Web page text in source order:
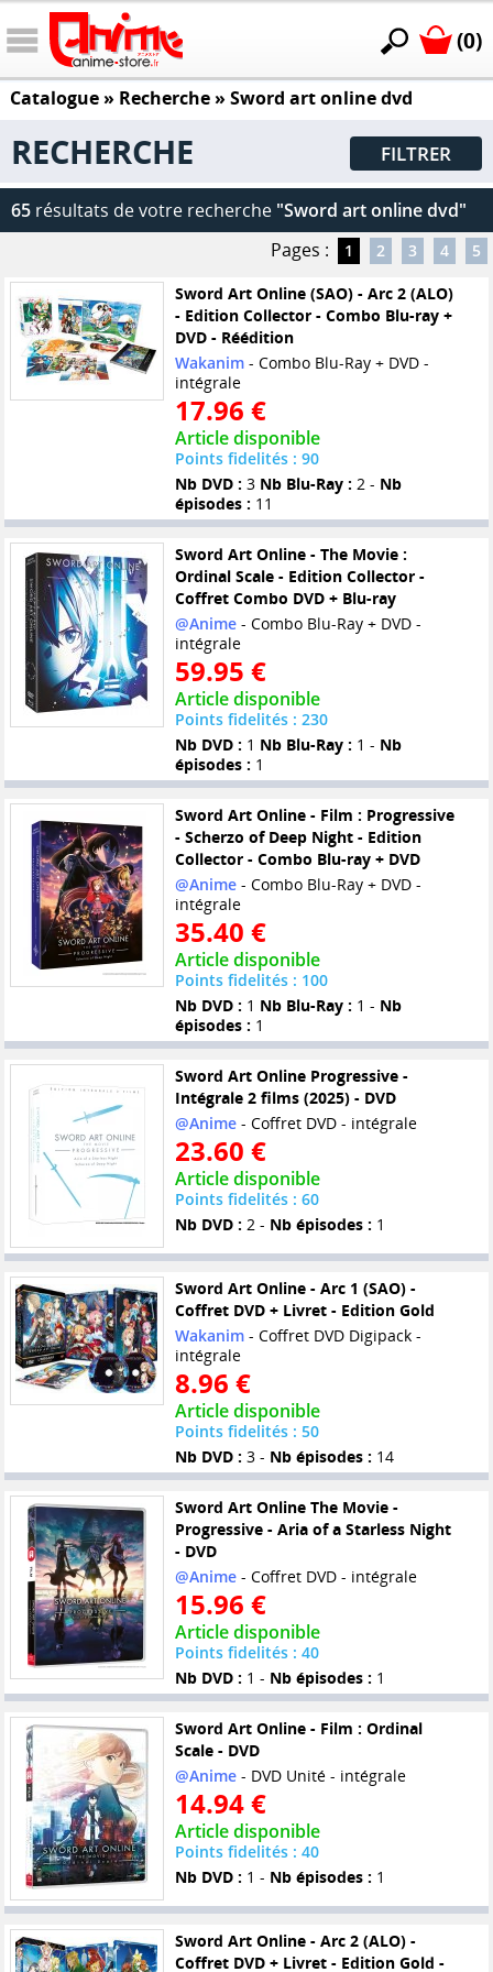
(0)
Catalogue» Recherche » Sword art online dvd
RECHERCHE FILTRER
65 résultats de votre recherche "Sword art online dvd"
Pages :
1 2 3 4 5
Sword Art Online (SAO) - Arc 2 (ALO)
- Edition Collector - Combo Blu-ray +
DVD - Réédition
Wakanim- Combo Blu-Ray + DVD -
intégrale
17.96 €
Article disponible
Points fidelités : 90
Nb DVD : 3 Nb Blu-Ray : 2 - Nb
épisodes : 11
Sword Art Online - The Movie :
Ordinal Scale - Edition Collector -
Coffret Combo DVD + Blu-ray
@Anime- Combo Blu-Ray + DVD -
intégrale
59.95 €
Article disponible
Points fidelités : 230
Nb DVD : 1 Nb Blu-Ray : 1 - Nb
épisodes : 1
Sword Art Online - Film : Progressive
- Scherzo of Deep Night - Edition
Collector - Combo Blu-ray + DVD
@Anime- Combo Blu-Ray + DVD -
intégrale
35.40 €
Article disponible
Points fidelités : 100
Nb DVD : 1 Nb Blu-Ray : 1 - Nb
épisodes : 1
Sword Art Online Progressive -
Intégrale 2 films (2025) - DVD
@Anime- Coffret DVD - intégrale
23.60 €
Article disponible
Points fidelités : 60
Nb DVD : 2 - Nb épisodes : 1
Sword Art Online - Arc 1 (SAO) -
Coffret DVD + Livret - Edition Gold
Wakanim- Coffret DVD Digipack -
intégrale
8.96 €
Article disponible
Points fidelités : 50
Nb DVD : 3 - Nb épisodes : 14
Sword Art Online The Movie -
Progressive - Aria of a Starless Night
- DVD
@Anime- Coffret DVD - intégrale
15.96 €
Article disponible
Points fidelités : 40
Nb DVD : 1 - Nb épisodes : 1
Sword Art Online - Film : Ordinal
Scale - DVD
@Anime- DVD Unité - intégrale
14.94 €
Article disponible
Points fidelités : 40
Nb DVD : 1 - Nb épisodes : 1
Sword Art Online - Arc 2 (ALO) -
Coffret DVD + Livret - Edition Gold -